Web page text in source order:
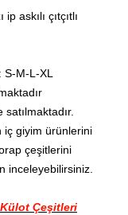
askılı çıtçıtlı
M-L-XL
iç giyim ürünlerini
çeşitlerini
inceleyebilirsiniz.
Çeşitleri